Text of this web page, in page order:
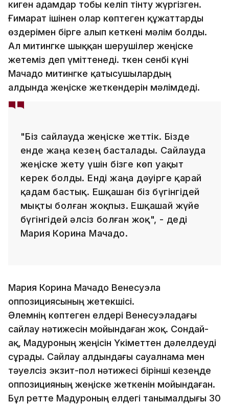
киген адамдар тобы келіп тінту жүргізген.
Ғимарат ішінен олар көптеген құжаттарды
өздерімен бірге алып кеткені мәлім болды.
Ал митингке шыққан шерушілер жеңіске
жетеміз деп үміттенеді. Өткен сенбі күні
Мачадо митингке қатысушылардың
алдында жеңіске жеткендерін мәлімдеді.
"Біз сайлауда жеңіске жеттік. Бізде
енде жаңа кезең басталады. Сайлауда
жеңіске жету үшін бізге көп уақыт
керек болды. Енді жаңа дәуірге қарай
қадам бастық. Ешқашан біз бүгінгідей
мықты болған жоқпыз. Ешқашай жүйе
бүгінгідей әлсіз болған жоқ", - деді
Мария Корина Мачадо.
Мария Корина Мачадо Венесуэла
оппозициясының жетекшісі.
Әлемнің көптеген елдері Венесуэладағы
сайлау нәтижесін мойындаған жоқ. Сондай-
ақ, Мадуроның жеңісін Үкіметтен дәлелдеуді
сұрады. Сайлау алдындағы сауалнама мен
тәуелсіз экзит-пол нәтижесі бірінші кезеңде
оппозицияның жеңіске жеткенін мойындаған.
Бұл ретте Мадуроның елдегі танымалдығы 30